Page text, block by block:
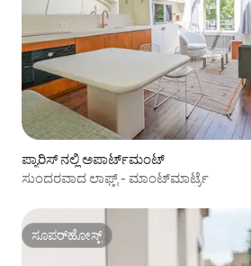
ಪ್ಯಾರಿಸ್ ನಲ್ಲಿ ಅಪಾರ್ಟ್‌ಮಂಟ್
ಸುಂದರವಾದ ಲಾಫ್ಟ್ - ಮಾಂಟ್‌ಮಾರ್ಟ್ರೆ
ಸೂಪರ್‌ಹೋಸ್ಟ್
ಸೂಪರ್‌ಹೋಸ್ಟ್